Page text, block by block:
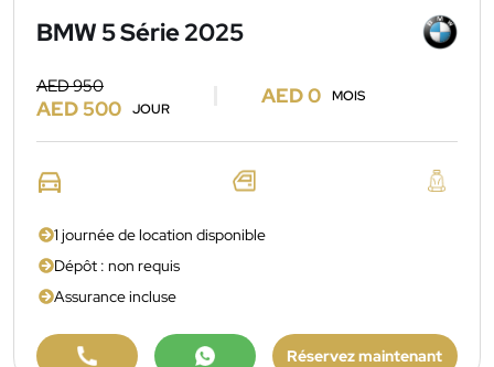
BMW 5 Série 2025
AED 950
AED 500 JOUR
AED 0 MOIS
1 journée de location disponible
Dépôt : non requis
Assurance incluse
Réservez maintenant